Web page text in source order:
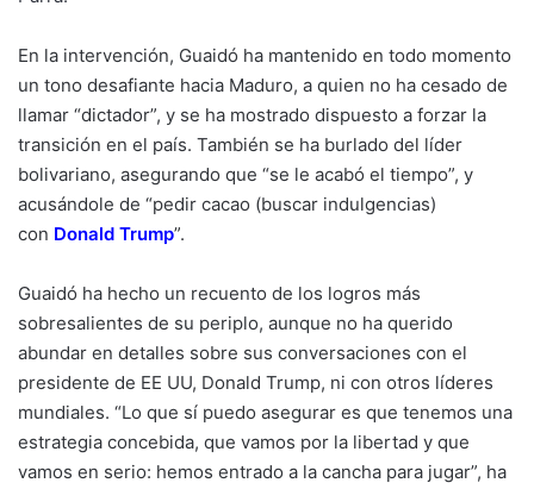
En la intervención, Guaidó ha mantenido en todo momento
un tono desafiante hacia Maduro, a quien no ha cesado de
llamar “dictador”, y se ha mostrado dispuesto a forzar la
transición en el país. También se ha burlado del líder
bolivariano, asegurando que “se le acabó el tiempo”, y
acusándole de “pedir cacao (buscar indulgencias)
con Donald Trump”.
Guaidó ha hecho un recuento de los logros más
sobresalientes de su periplo, aunque no ha querido
abundar en detalles sobre sus conversaciones con el
presidente de EE UU, Donald Trump, ni con otros líderes
mundiales. “Lo que sí puedo asegurar es que tenemos una
estrategia concebida, que vamos por la libertad y que
vamos en serio: hemos entrado a la cancha para jugar”, ha